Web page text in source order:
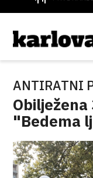
ANTIRATNI
"Bedema